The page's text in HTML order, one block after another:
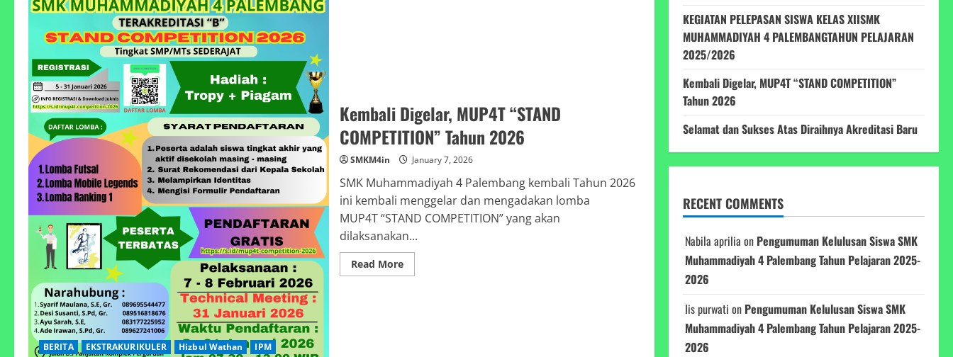
BERITA EKSTRAKURIKULER Hizbul Wathan
IPM
Kembali Digelar, MUP4T “STAND
COMPETITION” Tahun 2026
SMKM4in January 7, 2026
SMK Muhammadiyah 4 Palembang kembali Tahun 2026
ini kembali menggelar dan mengadakan lomba
MUP4T “STAND COMPETITION” yang akan
dilaksanakan...
Read MoreRead
more
KEGIATAN PELEPASAN SISWA KELAS XIISMK
MUHAMMADIYAH 4 PALEMBANGTAHUN PELAJARAN
2025/2026
Kembali Digelar, MUP4T “STAND COMPETITION”
Tahun 2026
Selamat dan Sukses Atas Diraihnya Akreditasi Baru
RECENT COMMENTS
Nabila aprilia on Pengumuman Kelulusan Siswa SMK
Muhammadiyah 4 Palembang Tahun Pelajaran 2025-
2026
Iis purwati on Pengumuman Kelulusan Siswa SMK
Muhammadiyah 4 Palembang Tahun Pelajaran 2025-
2026